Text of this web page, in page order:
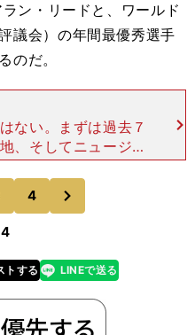
ン・リードと、ワールド
議会）の年間最優秀選手
のだ。
ない。まずは過去７
、そしてニュージー
。開催年／優勝チー
ド代表の成績第１回
4
トする
line LINEで送る